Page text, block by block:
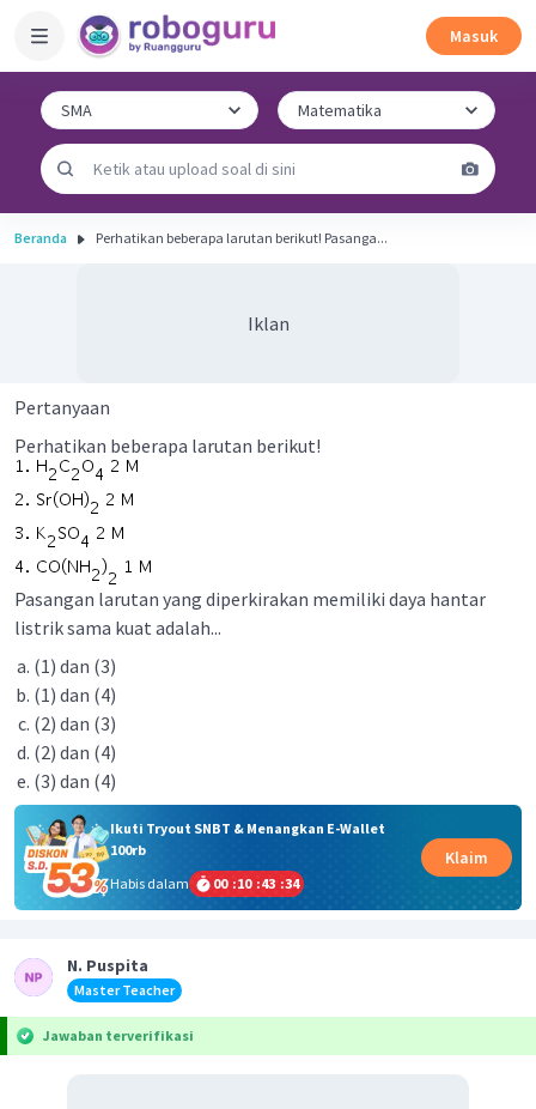
Masuk
Beranda Perhatikan beberapa larutan berikut! Pasanga...
Iklan
Pertanyaan
Perhatikan beberapa larutan berikut!
Pasangan larutan yang diperkirakan memiliki daya hantar
listrik sama kuat adalah...
(1) dan (3)
(1) dan (4)
(2) dan (3)
(2) dan (4)
(3) dan (4)
Ikuti Tryout SNBT & Menangkan E-Wallet
100rb
Habis dalam
00 :10 :43 :33
Klaim
N. Puspita
Master Teacher
Jawaban terverifikasi